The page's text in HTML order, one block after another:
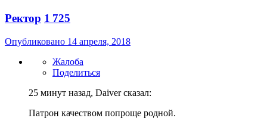
Ректор 1 725
Опубликовано 14 апреля, 2018
Жалоба
Поделиться
25 минут назад, Daiver сказал:
Патрон качеством попроще родной.